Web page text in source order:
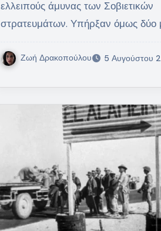
ελλειπούς άμυνας των Σοβιετικών
στρατευμάτων. Υπήρξαν όμως δύο
Ζωή Δρακοπούλου 5 Αυγούστου